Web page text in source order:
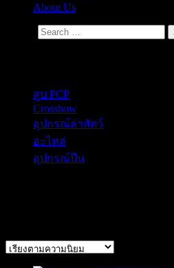
About Us
สูบ PCP
Crossbow
อุปกรณ์ล่าสัตว์
อะไหล่
อุปกรณ์ปืน